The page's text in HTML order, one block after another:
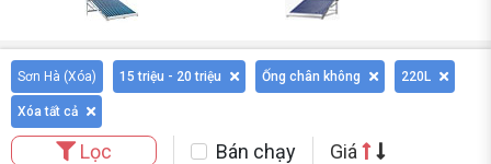
Sơn Hà (Xóa) 15 triệu - 20 triệu Ống chân không 220L
Xóa tất cả
Lọc Bán chạy Giá